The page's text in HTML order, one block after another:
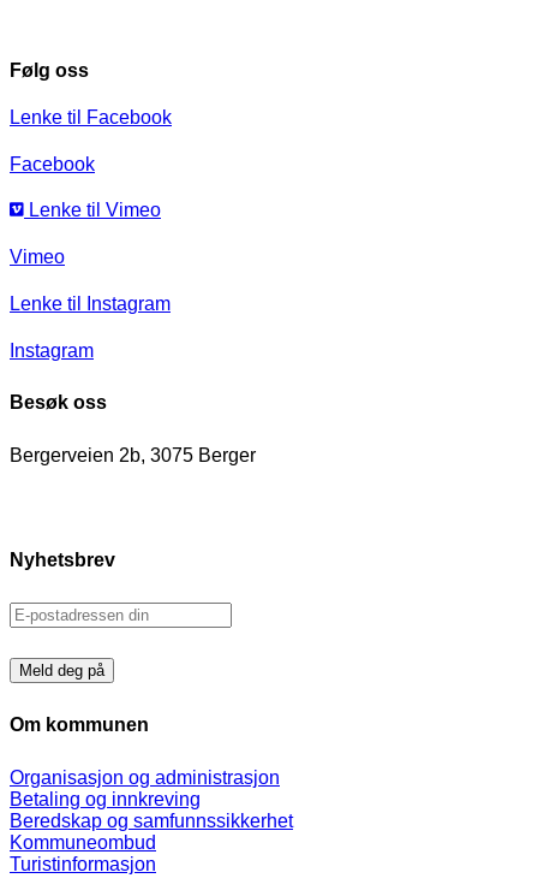
Følg oss
Lenke til Facebook
Facebook
Lenke til Vimeo
Vimeo
Lenke til Instagram
Instagram
Besøk oss
Bergerveien 2b, 3075 Berger
Nyhetsbrev
Om kommunen
Organisasjon og administrasjon
Betaling og innkreving
Beredskap og samfunnssikkerhet
Kommuneombud
Turistinformasjon